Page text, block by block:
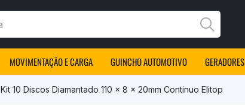
Busca
MOVIMENTAÇÃO E CARGA GUINCHO AUTOMOTIVO GERADORES
Kit 10 Discos Diamantado 110 x 8 x 20mm Continuo Elitop